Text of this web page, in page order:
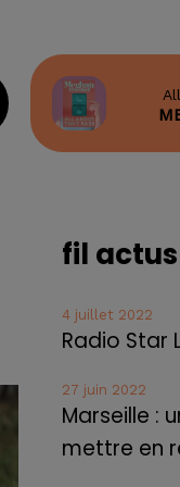
fil actus
4 juillet 2022
Radio Star
27 juin 2022
Marseille :
mettre en